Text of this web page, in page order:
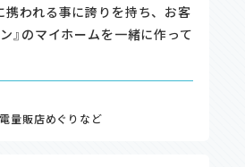
われる事に誇りを持ち、お客
』のマイホームを一緒に作って
量販店めぐりなど